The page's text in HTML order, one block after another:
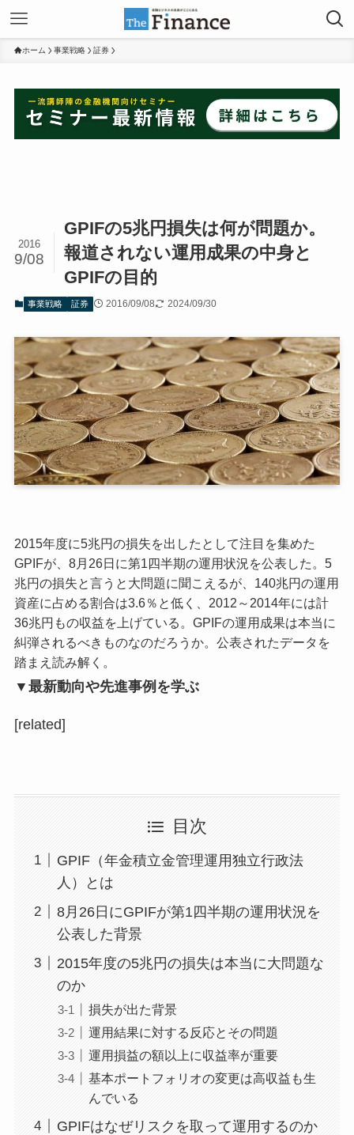
ホーム 事業戦略 証券
GPIFの5兆円損失は何が問題か。
報道されない運用成果の中身と
GPIFの目的
2016
9/08
事業戦略 証券 2016/09/08 2024/09/30
2015年度に5兆円の損失を出したとして注目を集めた
GPIFが、8月26日に第1四半期の運用状況を公表した。5
兆円の損失と言うと大問題に聞こえるが、140兆円の運用
資産に占める割合は3.6％と低く、2012～2014年には計
36兆円もの収益を上げている。GPIFの運用成果は本当に
糾弾されるべきものなのだろうか。公表されたデータを
踏まえ読み解く。
▼最新動向や先進事例を学ぶ
[related]
目次
GPIF（年金積立金管理運用独立行政法
人）とは
8月26日にGPIFが第1四半期の運用状況を
公表した背景
2015年度の5兆円の損失は本当に大問題な
のか
損失が出た背景
運用結果に対する反応とその問題
運用損益の額以上に収益率が重要
基本ポートフォリオの変更は高収益も生
んでいる
GPIFはなぜリスクを取って運用するのか